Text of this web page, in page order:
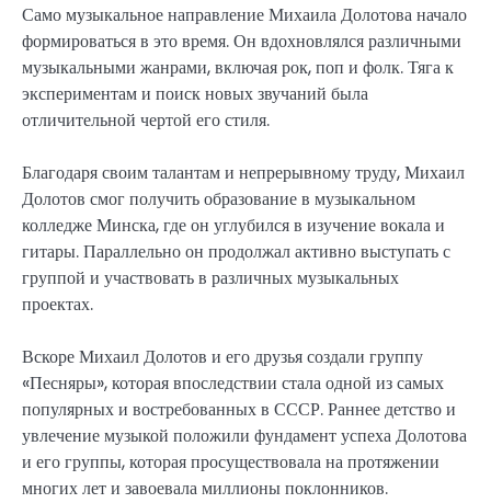
Само музыкальное направление Михаила Долотова начало
формироваться в это время. Он вдохновлялся различными
музыкальными жанрами, включая рок, поп и фолк. Тяга к
экспериментам и поиск новых звучаний была
отличительной чертой его стиля.
Благодаря своим талантам и непрерывному труду, Михаил
Долотов смог получить образование в музыкальном
колледже Минска, где он углубился в изучение вокала и
гитары. Параллельно он продолжал активно выступать с
группой и участвовать в различных музыкальных
проектах.
Вскоре Михаил Долотов и его друзья создали группу
«Песняры», которая впоследствии стала одной из самых
популярных и востребованных в СССР. Раннее детство и
увлечение музыкой положили фундамент успеха Долотова
и его группы, которая просуществовала на протяжении
многих лет и завоевала миллионы поклонников.